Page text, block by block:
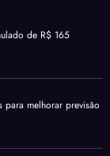
de R$ 165
para melhorar previsão